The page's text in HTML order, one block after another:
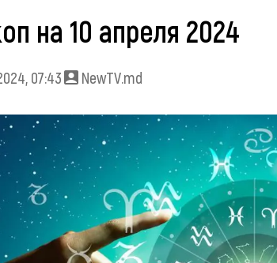
на 10 апреля 2024
07:43 NewTV.md